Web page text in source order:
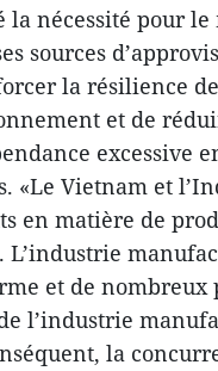
la nécessité pour le
sources
la résilience
et de
excessive
«Le Vietnam et
en matière de
et de nombreux
l’industrie
la